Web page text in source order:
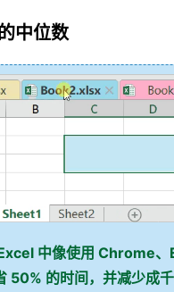
中位数
中像使用 Chrome
50% 的时间，并减少成千